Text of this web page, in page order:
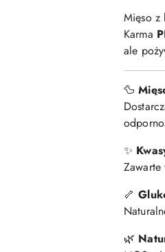
Mięso z
Karma
ale
🦆
✨
Zawarte
🦴
🌿